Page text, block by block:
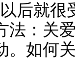
后就
法：关
。如何